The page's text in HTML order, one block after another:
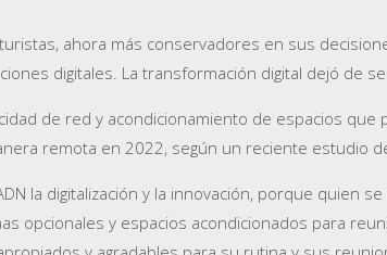
ahora más conservadores en sus
digitales. La transformación digital dejó de
de red y acondicionamiento de espacios
remota en 2022, según un reciente estudio
la digitalización y la innovación, porque quien
opcionales y espacios acondicionados para